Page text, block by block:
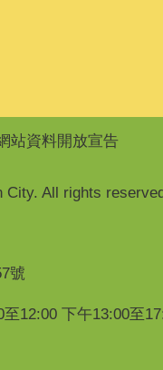
站資料開放宣告
City. All rights
號
12:00 下午13:00至